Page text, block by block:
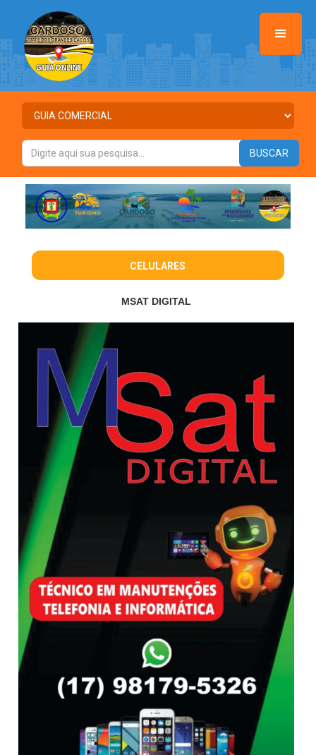
CELULARES
MSAT DIGITAL